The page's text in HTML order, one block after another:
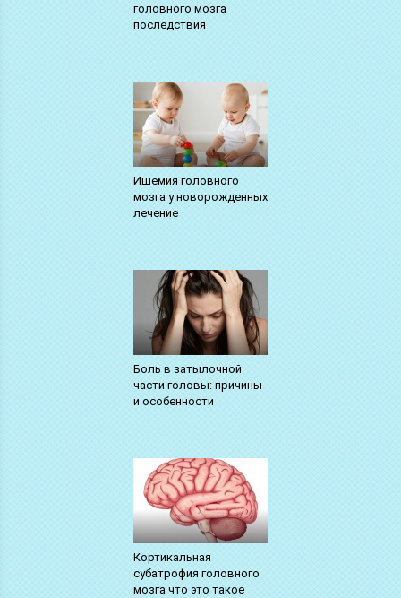
головного мозга
последствия
Ишемия головного
мозга у новорожденных
лечение
Боль в затылочной
части головы: причины
и особенности
Кортикальная
субатрофия головного
мозга что это такое